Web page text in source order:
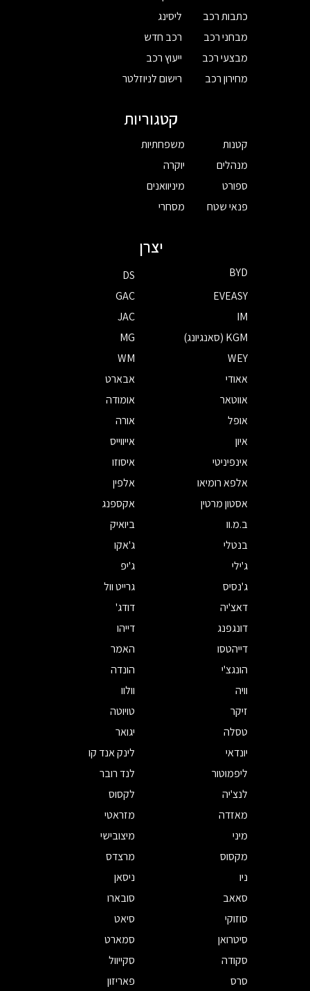
כתבות רכב
מבחני רכב
מבצעי רכב
מחירון רכב
ליסינג
רכב חדש
ייעוץ רכב
רישום לניוזלטר
קטגוריות
קטנות
מנהלים
ספורט
פנאי שטח
משפחתיות
יוקרה
מיניוואנים
מסחרי
יצרן
BYD
DS
EVEASY
GAC
IM
JAC
KGM (סאנגיונג)
MG
WEY
WM
אאודי
אבארט
אווטאר
אומודה
אופל
אורה
איון
אייווייס
אינפיניטי
איסוזו
אלפא רומיאו
אלפין
אסטון מרטין
אקספנג
ב.מ.וו
ביואיק
בנטלי
ג'אקו
ג'ילי
ג'יפ
ג'נסיס
גרייט וול
דאצ'יה
דודג'
דונגפנג
דייהו
דייהטסו
האמר
הונגצ'י
הונדה
וויה
וולוו
זיקר
טויוטה
טסלה
יגואר
יונדאי
לינק אנד קו
ליפמוטור
לנד רובר
לנצ'יה
לקסוס
מאזדה
מזראטי
מיני
מיצובישי
מקסוס
מרצדס
ניו
ניסאן
סאאב
סובארו
סוזוקי
סיאט
סיטרואן
סמארט
סקודה
סקייוול
סרס
פאריזון